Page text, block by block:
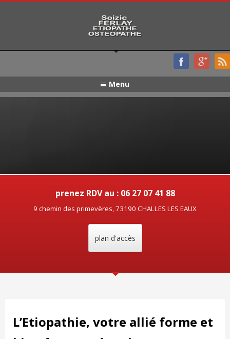
Menu
prenez RDV au : 06 27 07 41 88
9 chemin des primevères, 73190 CHALLES LES EAUX
plan d'accès
L’Etiopathie, votre allié forme et